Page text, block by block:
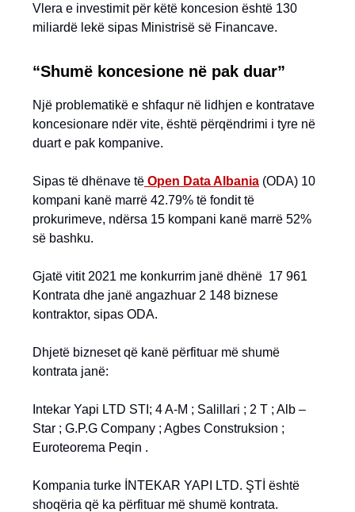
Vlera e investimit për këtë koncesion është 130
miliardë lekë sipas Ministrisë së Financave.
“Shumë koncesione në pak duar”
Një problematikë e shfaqur në lidhjen e kontratave
koncesionare ndër vite, është përqëndrimi i tyre në
duart e pak kompanive.
Sipas të dhënave të Open Data Albania (ODA) 10
kompani kanë marrë 42.79% të fondit të
prokurimeve, ndërsa 15 kompani kanë marrë 52%
së bashku.
Gjatë vitit 2021 me konkurrim janë dhënë 17 961
Kontrata dhe janë angazhuar 2 148 biznese
kontraktor, sipas ODA.
Dhjetë bizneset që kanë përfituar më shumë
kontrata janë:
Intekar Yapi LTD STI; 4 A-M ; Salillari ; 2 T ; Alb –
Star ; G.P.G Company ; Agbes Construksion ;
Euroteorema Peqin .
Kompania turke İNTEKAR YAPI LTD. ŞTİ është
shoqëria që ka përfituar më shumë kontrata.